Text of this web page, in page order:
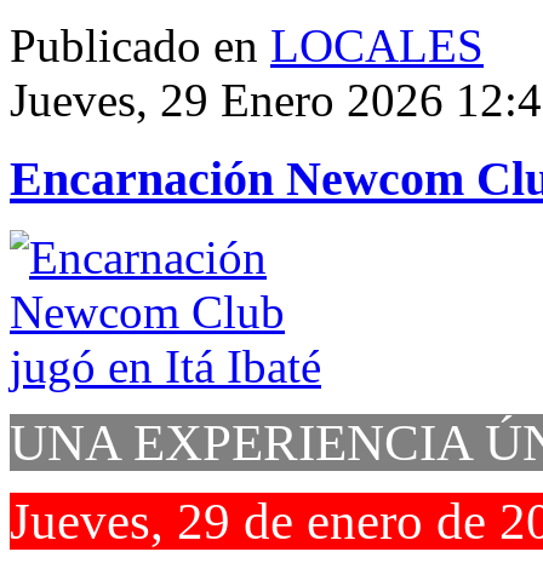
Publicado en LOCALES
Jueves, 29 Enero 2026
Encarnación Newcom
UNA EXPERIENCIA
Jueves, 29 de enero de